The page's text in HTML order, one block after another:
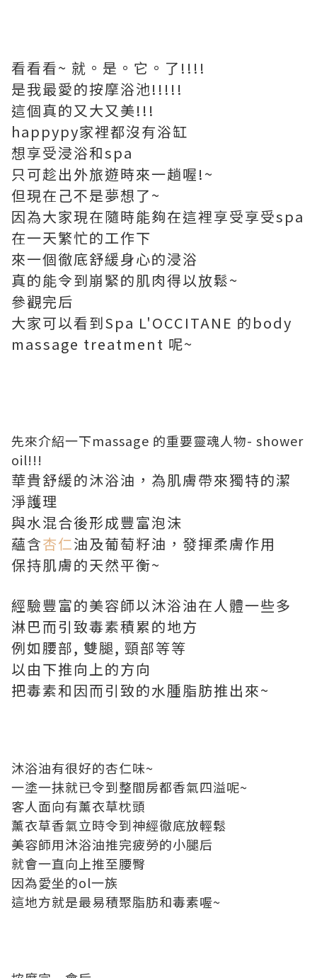
看看看~ 就。是。它。了!!!!
是我最愛的按摩浴池!!!!!
這個真的又大又美!!!
happypy家裡都沒有浴缸
想享受浸浴和spa
只可趁出外旅遊時來一趟喔!~
但現在己不是夢想了~
因為大家現在隨時能夠在這裡享受享受spa
在一天繁忙的工作下
來一個徹底舒緩身心的浸浴
真的能令到崩緊的肌肉得以放鬆~
參觀完后
大家可以看到Spa L'OCCITANE 的body
massage treatment 呢~
先來介紹一下massage 的重要靈魂人物- shower
oil!!!
華貴舒緩的沐浴油，為肌膚帶來獨特的潔
淨護理
與水混合後形成豐富泡沫
蘊含杏仁油及葡萄籽油，發揮柔膚作用
保持肌膚的天然平衡~
經驗豐富的美容師以沐浴油在人體一些多
淋巴而引致毒素積累的地方
例如腰部, 雙腿, 頸部等等
以由下推向上的方向
把毒素和因而引致的水腫脂肪推出來~
沐浴油有很好的杏仁味~
一塗一抺就已令到整間房都香氣四溢呢~
客人面向有薰衣草枕頭
薰衣草香氣立時令到神經徹底放輕鬆
美容師用沐浴油推完疲勞的小腿后
就會一直向上推至腰臀
因為愛坐的ol一族
這地方就是最易積聚脂肪和毒素喔~